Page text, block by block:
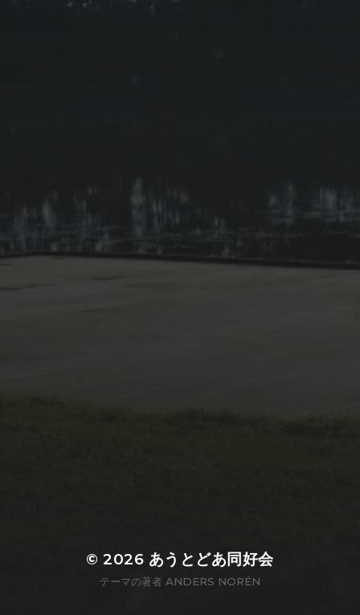
© 2026 あうとどあ同好会
テーマの著者 ANDERS NORÉN